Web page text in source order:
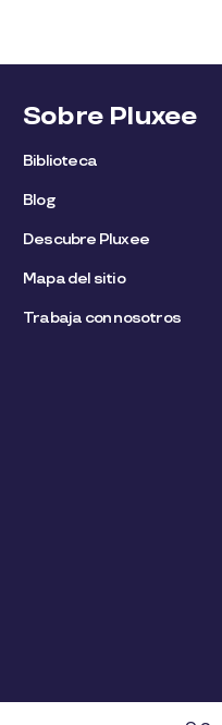
Sobre Pluxee
Biblioteca
Blog
Descubre Pluxee
Mapa del sitio
Trabaja con nosotros